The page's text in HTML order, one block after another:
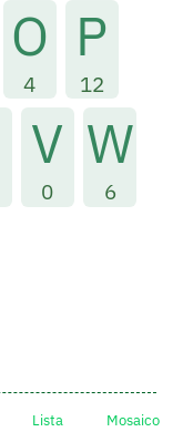
O
4
P
12
V
0
W
6
Lista Mosaico